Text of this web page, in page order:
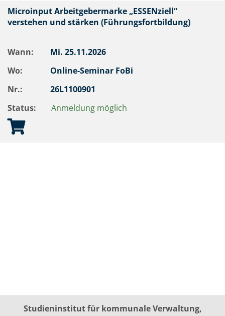
Microinput Arbeitgebermarke „ESSENziell“
verstehen und stärken (Führungsfortbildung)
Wann: Mi. 25.11.2026
Wo:
Online-Seminar FoBi
Nr.:
26L1100901
Status:
Anmeldung möglich
Studieninstitut für kommunale Verwaltung,